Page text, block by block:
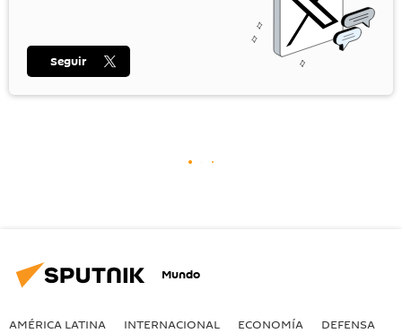
Seguir
Mundo
AMÉRICA LATINA INTERNACIONAL ECONOMÍA DEFENSA